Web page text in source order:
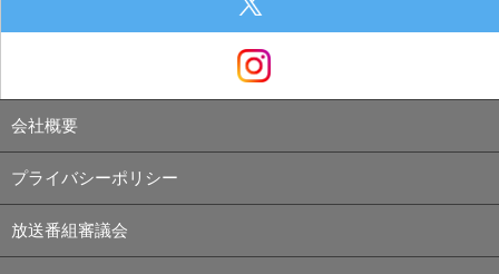
会社概要
プライバシーポリシー
放送番組審議会